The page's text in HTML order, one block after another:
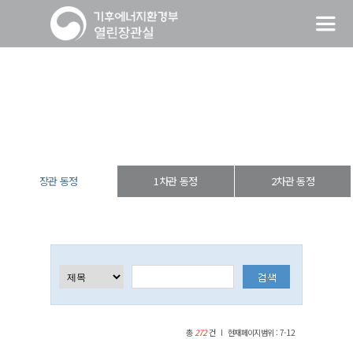
장관 동정 1차관 동정 2차관 동정
총272건 현재페이지범위 : 7-12